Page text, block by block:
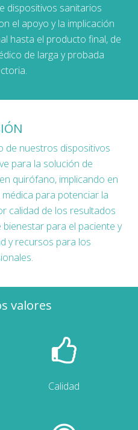
dispositivos sanitarios
el apoyo y la implicación
hasta el producto final, de
de larga y probada
de nuestros dispositivos
para la solución de
quirófano, implicando en
para potenciar la
calidad de los resultados
para el paciente y
y recursos para los
valores
Calidad